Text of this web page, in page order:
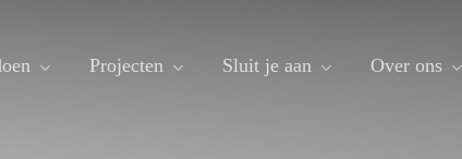
Projecten Sluit je aan Over ons